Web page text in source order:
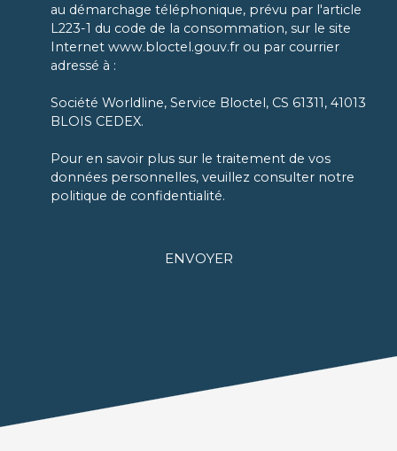
au démarchage téléphonique, prévu par l'article
L223-1 du code de la consommation, sur le site
Internet www.bloctel.gouv.fr ou par courrier
adressé à :
Société Worldline, Service Bloctel, CS 61311, 41013
BLOIS CEDEX.
Pour en savoir plus sur le traitement de vos
données personnelles, veuillez consulter notre
politique de confidentialité.
ENVOYER